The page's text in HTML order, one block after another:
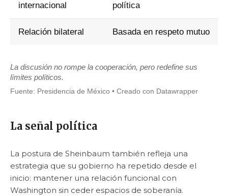
internacional
política
Relación bilateral Basada en respeto mutuo
La discusión no rompe la cooperación, pero redefine sus
límites políticos.
Fuente: Presidencia de México • Creado con Datawrapper
La señal política
La postura de Sheinbaum también refleja una
estrategia que su gobierno ha repetido desde el
inicio: mantener una relación funcional con
Washington sin ceder espacios de soberanía.